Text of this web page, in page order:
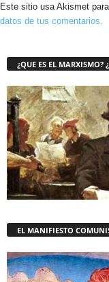
Este sitio usa Akismet
datos de tus comentarios.
¿QUE ES EL MARXISMO?
EL MANIFIESTO